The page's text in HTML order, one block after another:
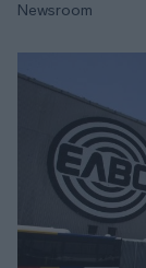
Newsroom